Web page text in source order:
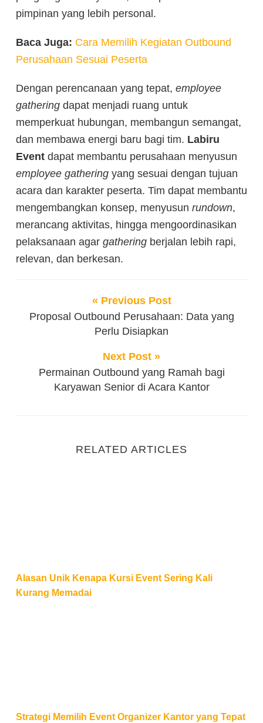
pimpinan yang lebih personal.
Baca Juga: Cara Memilih Kegiatan Outbound
Perusahaan Sesuai Peserta
Dengan perencanaan yang tepat, employee
gathering dapat menjadi ruang untuk
memperkuat hubungan, membangun semangat,
dan membawa energi baru bagi tim. Labiru
Event dapat membantu perusahaan menyusun
employee gathering yang sesuai dengan tujuan
acara dan karakter peserta. Tim dapat membantu
mengembangkan konsep, menyusun rundown,
merancang aktivitas, hingga mengoordinasikan
pelaksanaan agar gathering berjalan lebih rapi,
relevan, dan berkesan.
« Previous Post
Proposal Outbound Perusahaan: Data yang
Perlu Disiapkan
Next Post »
Permainan Outbound yang Ramah bagi
Karyawan Senior di Acara Kantor
RELATED ARTICLES
Alasan Unik Kenapa Kursi Event Sering Kali
Kurang Memadai
Strategi Memilih Event Organizer Kantor yang Tepat